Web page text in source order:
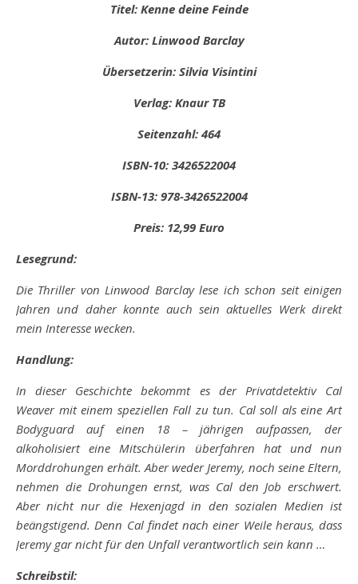
Titel: Kenne deine Feinde
Autor: Linwood Barclay
Übersetzerin: Silvia Visintini
Verlag: Knaur TB
Seitenzahl: 464
ISBN-10: 3426522004
ISBN-13: 978-3426522004
Preis: 12,99 Euro
Lesegrund:
Die Thriller von Linwood Barclay lese ich schon seit einigen
Jahren und daher konnte auch sein aktuelles Werk direkt
mein Interesse wecken.
Handlung:
In dieser Geschichte bekommt es der Privatdetektiv Cal
Weaver mit einem speziellen Fall zu tun. Cal soll als eine Art
Bodyguard auf einen 18 – jährigen aufpassen, der
alkoholisiert eine Mitschülerin überfahren hat und nun
Morddrohungen erhält. Aber weder Jeremy, noch seine Eltern,
nehmen die Drohungen ernst, was Cal den Job erschwert.
Aber nicht nur die Hexenjagd in den sozialen Medien ist
beängstigend. Denn Cal findet nach einer Weile heraus, dass
Jeremy gar nicht für den Unfall verantwortlich sein kann …
Schreibstil: